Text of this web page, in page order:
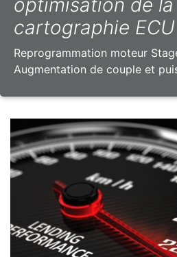
cartographie
Reprogrammation moteur
Augmentation de couple et